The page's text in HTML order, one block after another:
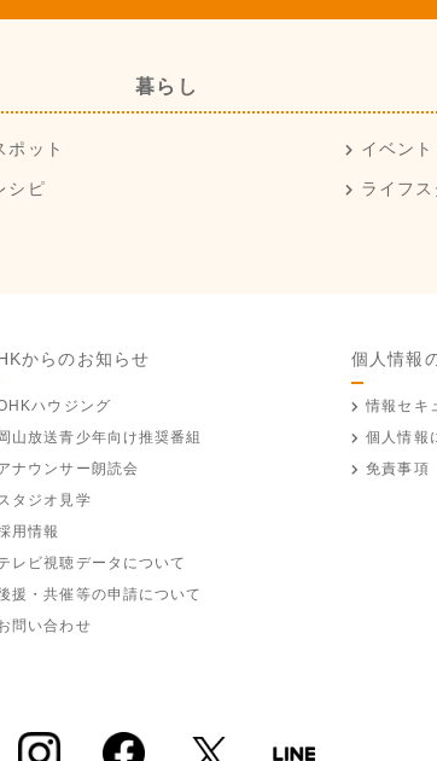
暮らし
ポット イベント
シピ ライフ
からのお知らせ
ハウジング
岡山放送青少年向け推奨番組
ナウンサー朗読会
タジオ見学
用情報
レビ視聴データについて
援・共催等の申請について
問い合わせ
個人情報
情報セキ
個人情報
免責事項